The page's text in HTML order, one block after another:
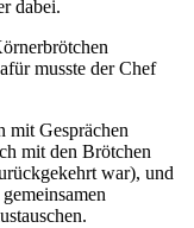
dabei.
musste der Chef
mit Gesprächen
mit den Brötchen
war), und